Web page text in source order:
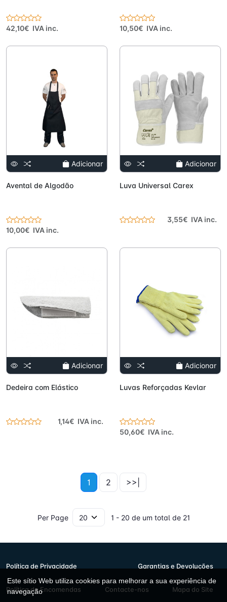
42,10€ IVA inc. 10,50€ IVA inc.
Adicionar
Avental de Algodão
10,00€ IVA inc.
Adicionar
Luva Universal Carex
3,55€ IVA inc.
Adicionar
Dedeira com Elástico
1,14€ IVA inc.
Adicionar
Luvas Reforçadas Kevlar
50,60€ IVA inc.
1 2 >>|
Per Page 1 - 20 de um total de 21
Política de Privacidade Garantias e Devoluções
Política de Encomendas Contacte-nos Mapa do Site
Este sítio Web utiliza cookies para melhorar a sua experiência de
navegação